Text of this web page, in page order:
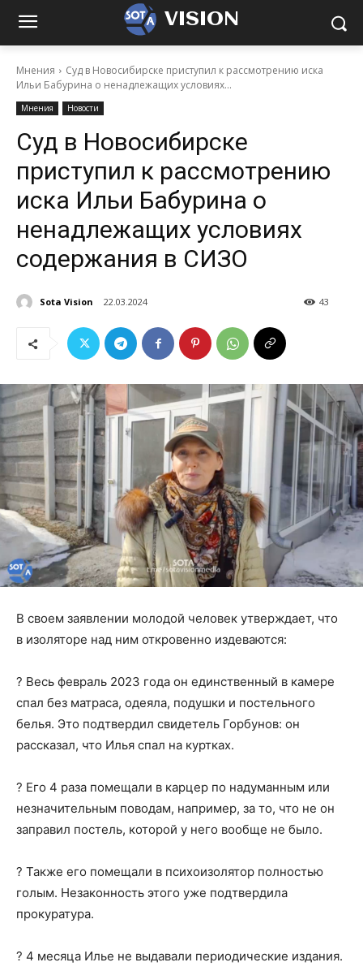
VISION
Мнения
Суд в Новосибирске приступил к рассмотрению иска
Ильи Бабурина о ненадлежащих условиях...
Мнения Новости
Суд в Новосибирске
приступил к рассмотрению
иска Ильи Бабурина о
ненадлежащих условиях
содержания в СИЗО
Sota Vision 22.03.2024 43
В своем заявлении молодой человек утверждает, что
в изоляторе над ним откровенно издеваются:
? Весь февраль 2023 года он единственный в камере
спал без матраса, одеяла, подушки и постельного
белья. Это подтвердил свидетель Горбунов: он
рассказал, что Илья спал на куртках.
? Его 4 раза помещали в карцер по надуманным или
незначительным поводам, например, за то, что не он
заправил постель, которой у него вообще не было.
? Также его помещали в психоизолятор полностью
голым. Незаконность этого уже подтвердила
прокуратура.
? 4 месяца Илье не выдавали периодические издания.